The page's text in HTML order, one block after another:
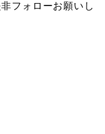
フォローお願いし